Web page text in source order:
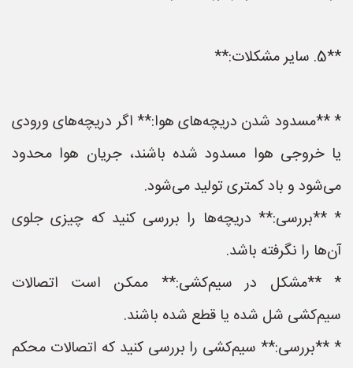
**5. سایر مشکلات:**
* **مسدود شدن دریچه‌های هوا:** اگر دریچه‌های ورودی
یا خروجی هوا مسدود شده باشند، جریان هوا محدود
می‌شود و باد کمتری تولید می‌شود.
* **بررسی:** دریچه‌ها را بررسی کنید که چیزی جلوی
آن‌ها را نگرفته باشد.
* **مشکل در سیم‌کشی:** ممکن است اتصالات
سیم‌کشی شل شده یا قطع شده باشند.
* **بررسی:** سیم‌کشی را بررسی کنید که اتصالات محکم